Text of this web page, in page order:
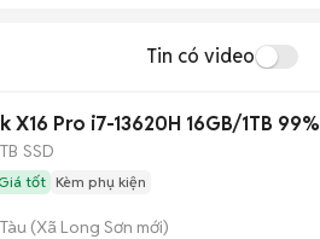
Tin có video
X16 Pro i7-13620H 16GB/1TB 99%
SSD
tốt Kèm phụ kiện
(Xã Long Sơn mới)